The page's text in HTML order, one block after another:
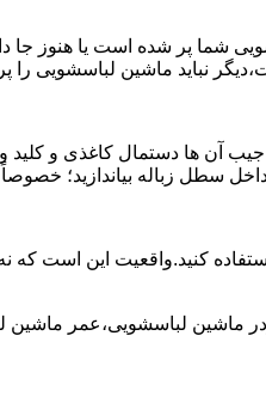
پر شده است یا هنوز جا
ها دستمال کاغذی و کلید
سطل زباله بیاندازید؛
کنید.واقعیت این است که
ماشین لباسشویی،عمر